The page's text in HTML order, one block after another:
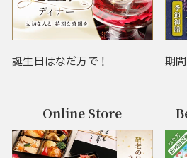
誕生日はなだ万で！ 期
Online Store